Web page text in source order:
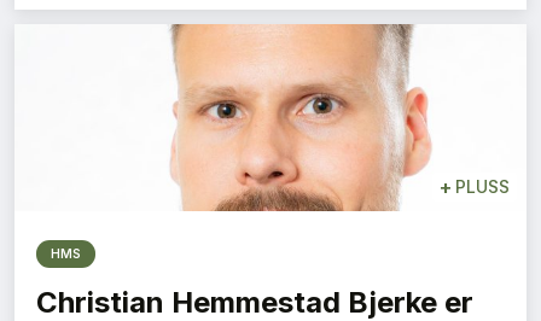
+ PLUSS
HMS
Christian Hemmestad Bjerke er